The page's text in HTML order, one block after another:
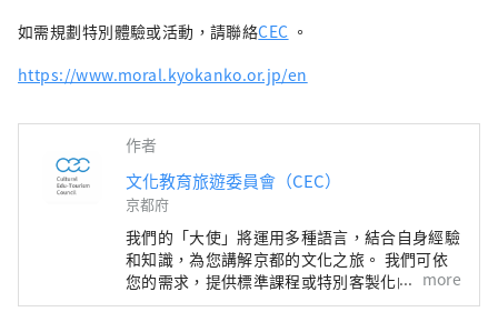
如需規劃特別體驗或活動，請聯絡CEC 。
https://www.moral.kyokanko.or.jp/en
作者
文化教育旅遊委員會（CEC）
京都府
我們的「大使」將運用多種語言，結合自身經驗
和知識，為您講解京都的文化之旅。 我們可依
您的需求，提供標準課程或特別客製化的一日課
程，幫助您在京都度過難忘的時光。您將有機會
more